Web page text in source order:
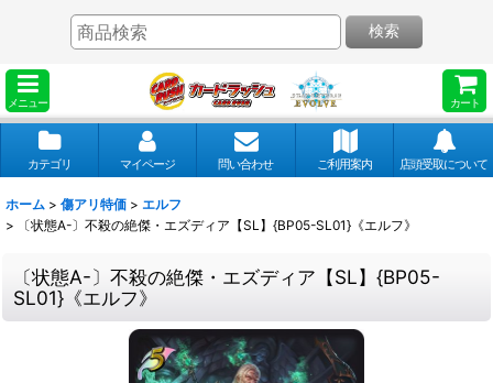
メニュー カート
検索
カテゴリ マイページ 問い合わせ ご利用案内 店頭受取について
ホーム > 傷アリ特価 > エルフ
>
〔状態A-〕不殺の絶傑・エズディア【SL】{BP05-SL01}《エルフ》
〔状態A-〕不殺の絶傑・エズディア【SL】{BP05-
SL01}《エルフ》